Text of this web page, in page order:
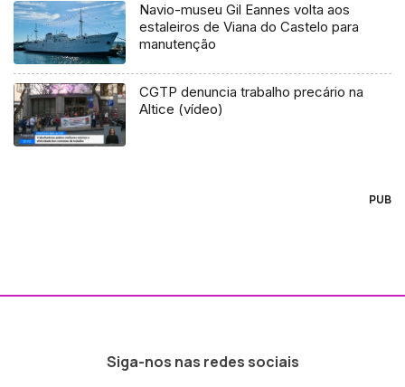
Navio-museu Gil Eannes volta aos
estaleiros de Viana do Castelo para
manutenção
CGTP denuncia trabalho precário na
Altice (vídeo)
PUB
Siga-nos nas redes sociais